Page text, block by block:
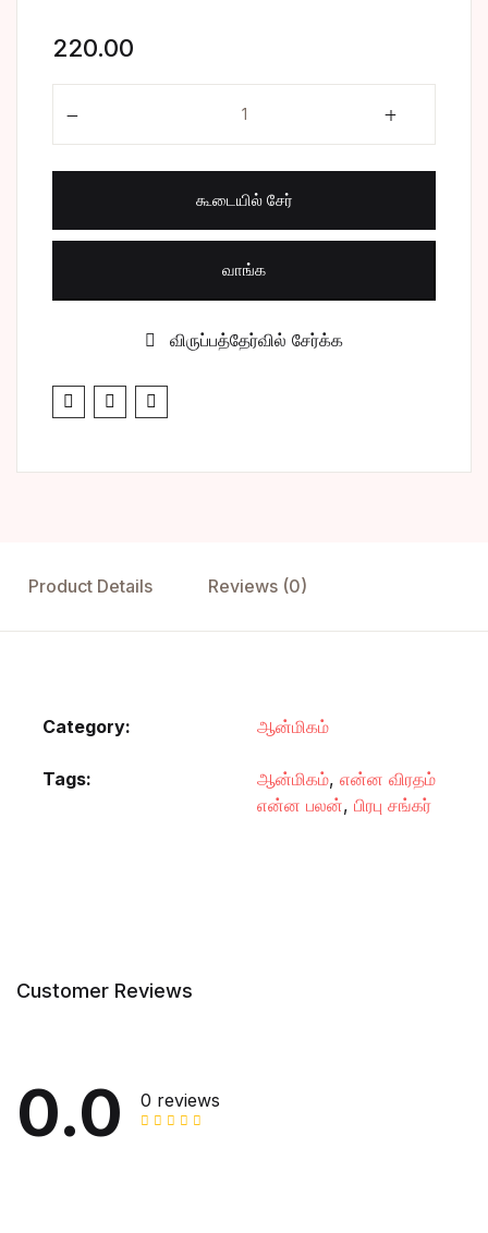
பொது
போட்டித் தேர்வு
220.00
கூடையில் சேர்
வாங்க
விருப்பத்தேர்வில் சேர்க்க
Product Details Reviews (0)
Category: ஆன்மிகம்
Tags: ஆன்மிகம், என்ன விரதம்
என்ன பலன், பிரபு சங்கர்
Customer Reviews
0.0 0 reviews